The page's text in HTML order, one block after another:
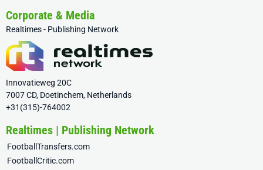
Corporate & Media
Realtimes - Publishing Network
Innovatieweg 20C
7007 CD, Doetinchem, Netherlands
+31(315)-764002
Realtimes | Publishing Network
FootballTransfers.com
FootballCritic.com